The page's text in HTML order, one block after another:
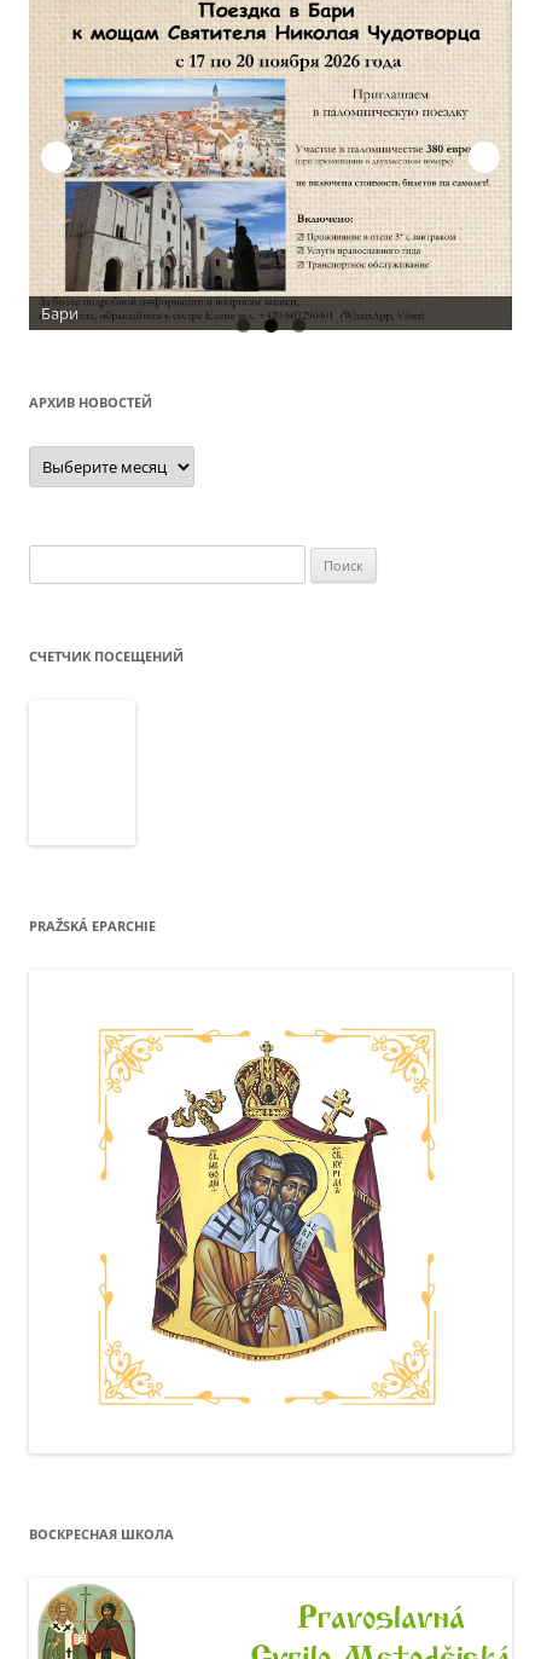
Бари
АРХИВ НОВОСТЕЙ
Архив
новостей
СЧЕТЧИК ПОСЕЩЕНИЙ
PRAŽSKÁ EPARCHIE
ВОСКРЕСНАЯ ШКОЛА